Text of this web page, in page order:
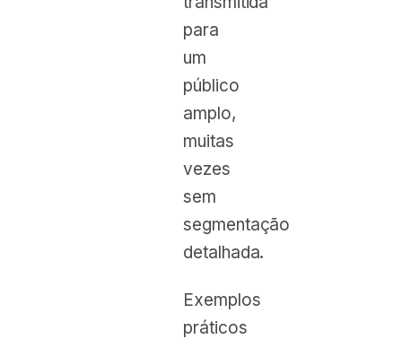
para
um
público
amplo,
muitas
vezes
sem
segmentação
detalhada.
Exemplos
práticos